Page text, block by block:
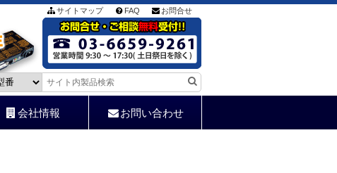
サイトマップ FAQ お問合せ
会社情報 お問い合わせ